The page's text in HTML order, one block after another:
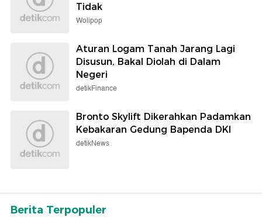
Tidak
Wolipop
Aturan Logam Tanah Jarang Lagi
Disusun, Bakal Diolah di Dalam
Negeri
detikFinance
Bronto Skylift Dikerahkan Padamkan
Kebakaran Gedung Bapenda DKI
detikNews
Berita Terpopuler